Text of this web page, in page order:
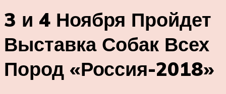
3 и 4 Ноября Пройдет
Выставка Собак Всех
Пород «Россия-2018»